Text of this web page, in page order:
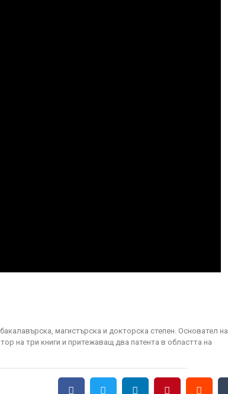
магистърска и докторска степен. Основател на
на три книги и притежаващ два патента в областта на